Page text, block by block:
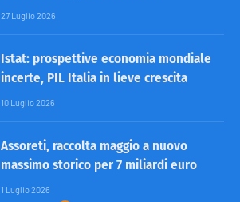
27 Luglio 2026
Istat: prospettive economia mondiale
incerte, PIL Italia in lieve crescita
10 Luglio 2026
Assoreti, raccolta maggio a nuovo
massimo storico per 7 miliardi euro
1 Luglio 2026